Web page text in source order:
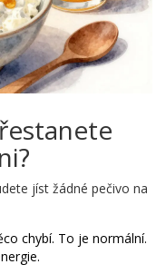
jíst žádné pečivo na
chybí. To je normální.